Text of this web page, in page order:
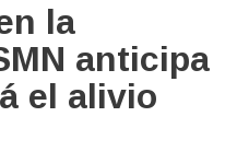
la
anticipa
el alivio